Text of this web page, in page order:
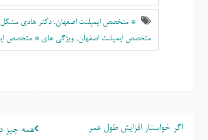
* متخصص ایمپلنت اصفهان,دکتر هادی
متخصص ایمپلنت اصفهان, ویژگی های * متخصص
راهبری
همه چیز
اگر خواستار افزایش طول عمر